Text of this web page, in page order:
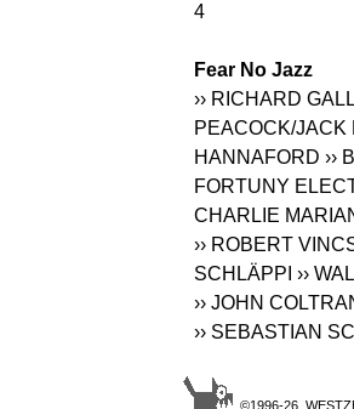
4
Fear No Jazz
›› RICHARD
PEACOCK/JACK
HANNAFORD ››
FORTUNY
CHARLIE
›› ROBERT
SCHLÄPPI ››
›› JOHN
›› SEBASTIAN
©1996-26